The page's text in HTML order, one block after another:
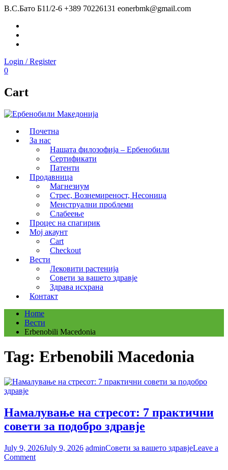
В.С.Бато Б11/2-6 +389 70226131 eonerbmk@gmail.com
Login / Register
0
Cart
Почетна
За нас
Нашата филозофија – Ербенобили
Сертификати
Патенти
Продавница
Магнезиум
Стрес, Вознемиреност, Несоница
Менструални проблеми
Слабеење
Процес на спагирик
Мој акаунт
Cart
Checkout
Вести
Лековити растенија
Совети за вашето здравје
Здрава исхрана
Контакт
Home
Вести
Erbenobili Macedonia
Tag: Erbenobili Macedonia
Намалување на стресот: 7 практични
совети за подобро здравје
July 9, 2026July 9, 2026 adminСовети за вашето здравјеLeave a
Commenton